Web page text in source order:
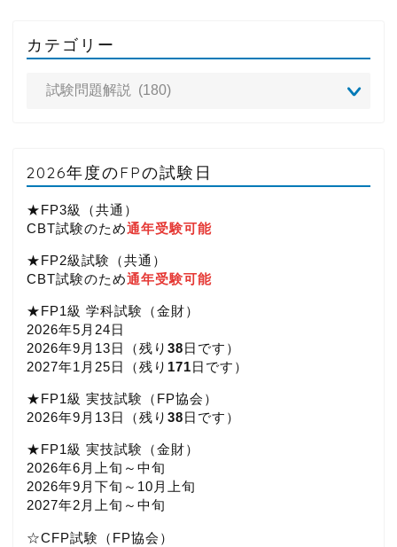
カテゴリー
2026年度のFPの試験日
★FP3級（共通）
CBT試験のため通年受験可能
★FP2級試験（共通）
CBT試験のため通年受験可能
★FP1級 学科試験（金財）
2026年5月24日
2026年9月13日（残り 38日です）
2027年1月25日（残り 171日です）
★FP1級 実技試験（FP協会）
2026年9月13日（残り 38日です）
★FP1級 実技試験（金財）
2026年6月上旬～中旬
2026年9月下旬～10月上旬
2027年2月上旬～中旬
☆CFP試験（FP協会）